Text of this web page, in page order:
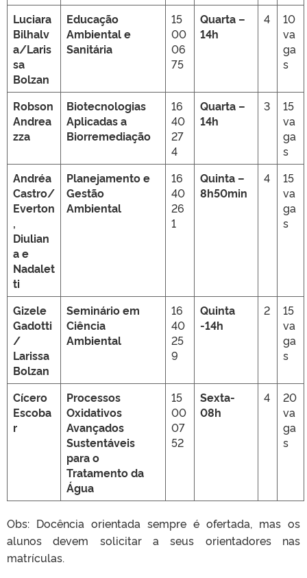
Luciara
Bilhalv
a/Laris
sa
Bolzan
Educação
Ambiental e
Sanitária
15
00
06
75
Quarta –
14h
4
10
va
ga
s
Robson
Andrea
zza
Biotecnologias
Aplicadas a
Biorremediação
16
40
27
4
Quarta –
14h
3
15
va
ga
s
Andréa
Castro/
Everton
,
Diulian
a e
Nadalet
ti
Planejamento e
Gestão
Ambiental
16
40
26
1
Quinta –
8h50min
4
15
va
ga
s
Gizele
Gadotti
/
Larissa
Bolzan
Seminário em
Ciência
Ambiental
16
40
25
9
Quinta
-14h
2
15
va
ga
s
Cícero
Escoba
r
Processos
Oxidativos
Avançados
Sustentáveis
para o
Tratamento da
Água
15
00
07
52
Sexta-
08h
4
20
va
ga
s
Obs: Docência orientada sempre é ofertada, mas os
alunos devem solicitar a seus orientadores nas
matrículas.